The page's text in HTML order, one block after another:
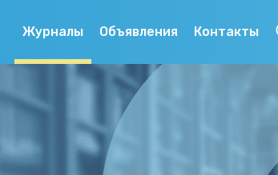
Журналы Объявления Контакты